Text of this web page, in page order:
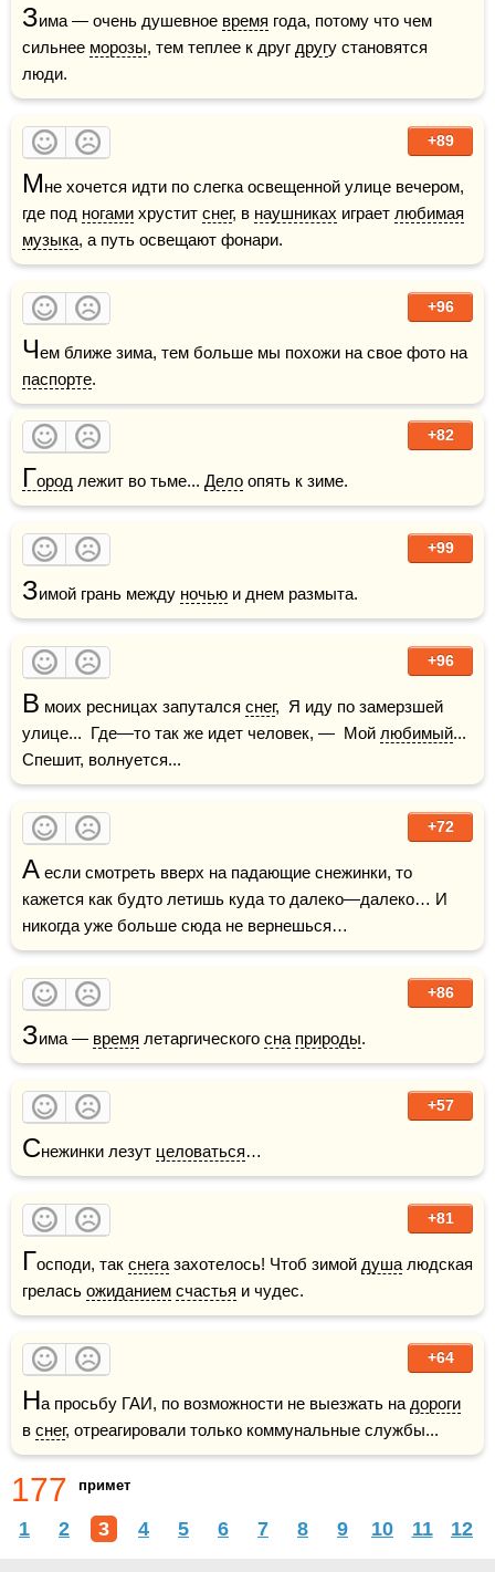
Зима — очень душевное время года, потому что чем
сильнее морозы, тем теплее к друг другу становятся
люди.
+89
Мне хочется идти по слегка освещенной улице вечером,
где под ногами хрустит снег, в наушниках играет любимая
музыка, а путь освещают фонари.
+96
Ч
паспорте.
+82
Город лежит во тьме... Дело опять к зиме.
+99
Зимой грань между ночью и днем размыта.
+96
В моих ресницах запутался снег,  Я иду по замерзшей
улице...  Где—то так же идет человек, —  Мой любимый...
Спешит, волнуется...
+72
А если смотреть вверх на падающие снежинки, то
кажется как будто летишь куда то далеко—далеко… И
никогда уже больше сюда не вернешься…
+86
Зима — время летаргического сна природы.
+57
Снежинки лезут целоваться…
+81
Господи, так снега захотелось! Чтоб зимой душа людская
грелась ожиданием счастья и чудес.
+64
На просьбу ГАИ, по возможности не выезжать на дороги
в снег, отреагировали только коммунальные службы...
177 примет
1 2 3 4 5 6 7 8 9 10 11 12